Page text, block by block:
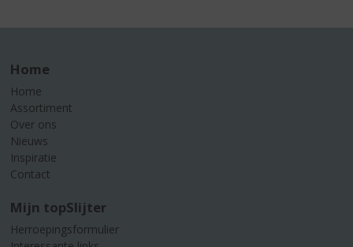
Home
Home
Assortiment
Over ons
Nieuws
Inspiratie
Contact
Mijn topSlijter
Herroepingsformulier